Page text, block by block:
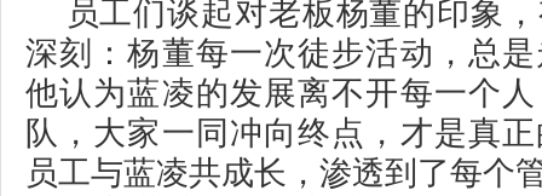
员工们谈起对老板杨董的印象
深刻：杨董每一次徒步活动，总
他认为蓝凌的发展离不开每一个
队，大家一同冲向终点，才是真
员工与蓝凌共成长，渗透到了每个